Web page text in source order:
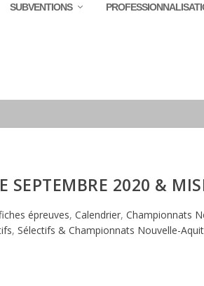
SUBVENTIONS
SEPTEMBRE 2020 &
épreuves, Calendrier, Championnats
, Sélectifs & Championnats Nouvelle-